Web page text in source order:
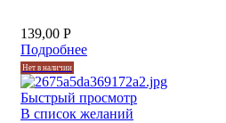
139,00 Р
Подробнее
Нет в наличии
Быстрый просмотр
В список желаний